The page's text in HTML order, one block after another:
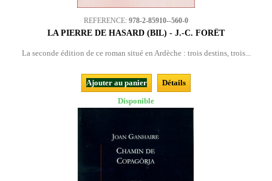
REFERENCE: 978-2-85910--560-0
LA PIERRE DE HASARD (BIL) - J.-C. FORÊT
La seconde édition de ce roman situé en Ardèche : trois destins, trois...
Ajouter au panier
Détails
Disponible